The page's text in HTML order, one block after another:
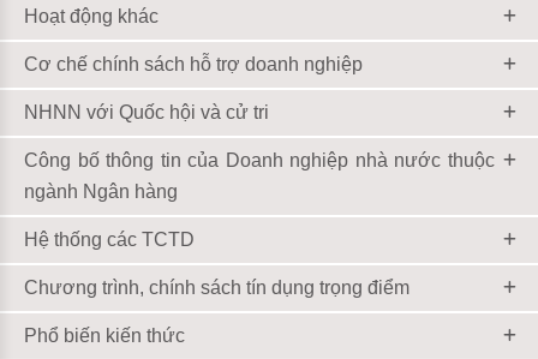
Hoạt động khác
Cơ chế chính sách hỗ trợ doanh nghiệp
NHNN với Quốc hội và cử tri
Công bố thông tin của Doanh nghiệp nhà nước thuộc
ngành Ngân hàng
Hệ thống các TCTD
Chương trình, chính sách tín dụng trọng điểm
Phổ biến kiến thức